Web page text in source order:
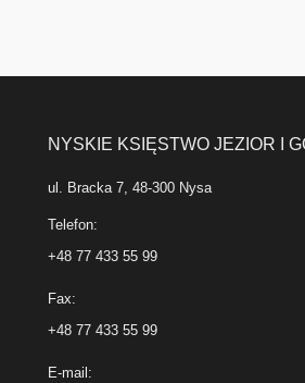
NYSKIE KSIĘSTWO JEZIOR I
ul. Bracka 7, 48-300 Nysa
Telefon:
+48 77 433 55 99
Fax:
+48 77 433 55 99
E-mail: